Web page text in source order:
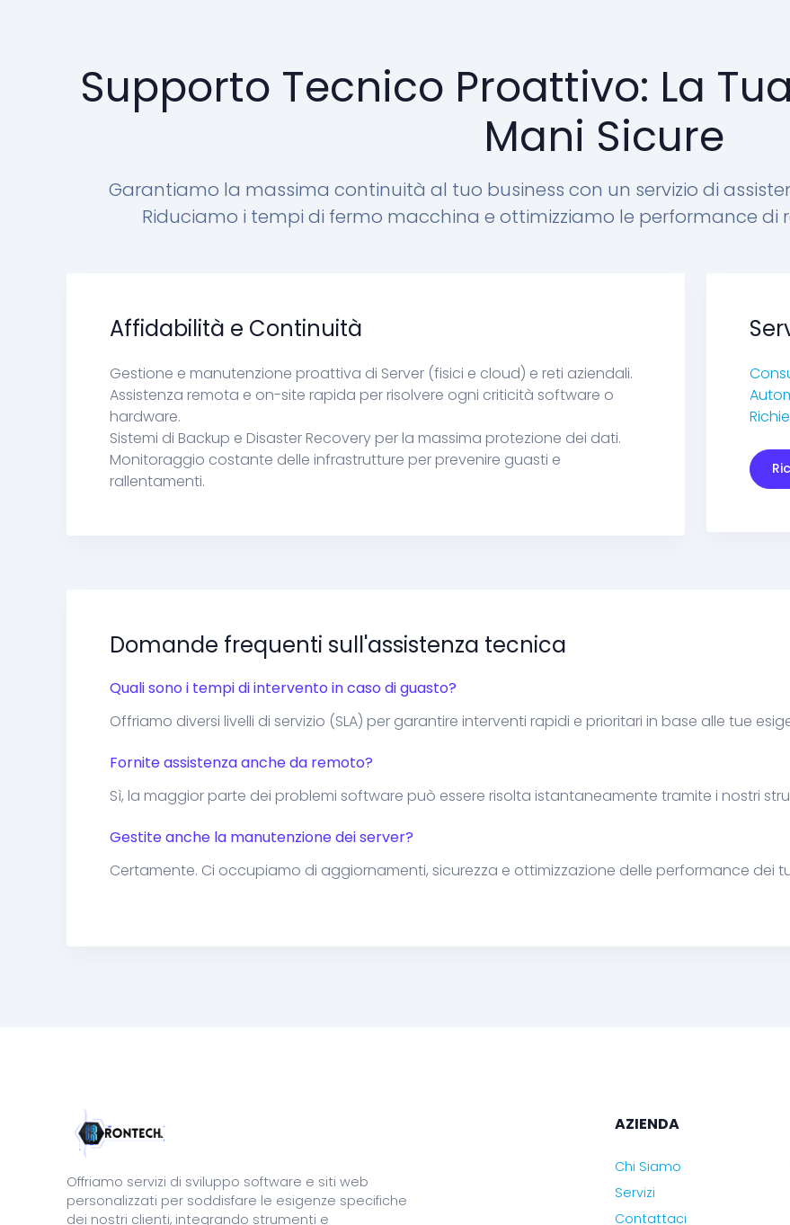
Supporto Tecnico Proattivo: La
Mani Sicure
Garantiamo la massima continuità al tuo business con un servizio di
Riduciamo i tempi di fermo macchina e ottimizziamo le performance di
Affidabilità e Continuità
Gestione e manutenzione proattiva di Server (fisici e cloud) e reti aziendali.
Assistenza remota e on-site rapida per risolvere ogni criticità software o
hardware.
Sistemi di Backup e Disaster Recovery per la massima protezione dei dati.
Monitoraggio costante delle infrastrutture per prevenire guasti e
rallentamenti.
Domande frequenti sull'assistenza tecnica
Quali sono i tempi di intervento in caso di guasto?
Offriamo diversi livelli di servizio (SLA) per garantire interventi rapidi e prioritari in base alle tue
Fornite assistenza anche da remoto?
Sì, la maggior parte dei problemi software può essere risolta istantaneamente tramite i nostri
Gestite anche la manutenzione dei server?
Certamente. Ci occupiamo di aggiornamenti, sicurezza e ottimizzazione delle performance dei
Offriamo servizi di sviluppo software e siti web
personalizzati per soddisfare le esigenze specifiche
dei nostri clienti, integrando strumenti e
AZIENDA
Chi Siamo
Servizi
Contattaci